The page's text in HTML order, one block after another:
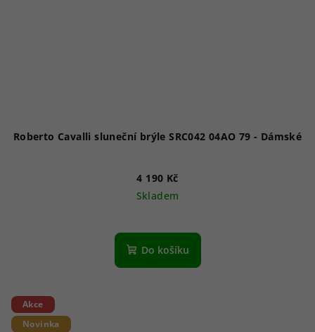
Roberto Cavalli sluneční brýle SRC042 04AO 79 - Dámské
4 190 Kč
Skladem
Do košíku
Akce
Novinka